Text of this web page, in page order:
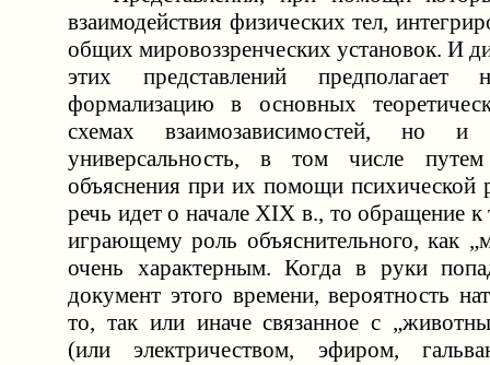
взаимодействия физических тел,
общих мировоззренческих установок. И
этих представлений
формализацию в основных
схемах взаимозависимостей, но
универсальность, в том числе
объяснения при их помощи психической
речь идет о начале XIX в., то обращение
играющему роль объяснительного, как
очень характерным. Когда в руки
документ этого времени, вероятность
то, так или иначе связанное с
(или электричеством, эфиром,